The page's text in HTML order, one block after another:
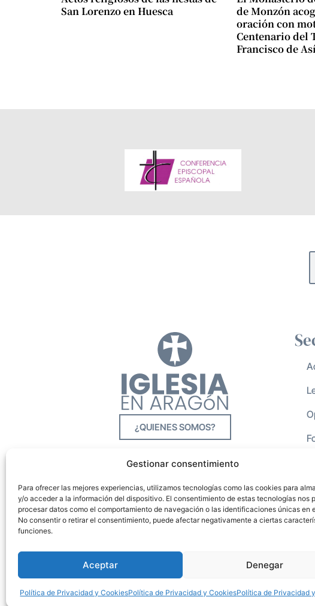
Gestionar consentimiento
Para ofrecer las mejores experiencias, utilizamos tecnologías como las cookies para
y/o acceder a la información del dispositivo. El consentimiento de estas tecnologías nos
procesar datos como el comportamiento de navegación o las identificaciones únicas en
No consentir o retirar el consentimiento, puede afectar negativamente a ciertas
funciones.
Aceptar Denegar
Política de Privacidad y CookiesPolítica de Privacidad y CookiesPolítica de Privacidad
San Lorenzo en Huesca
de Monzón
oración con
Centenario del
Francisco de
¿QUIENES SOMOS?